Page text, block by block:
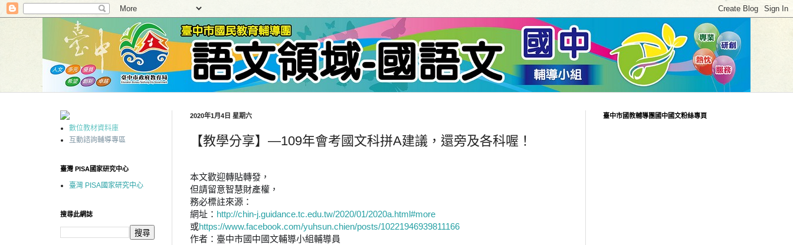
2020年1月4日 星期六
【教學分享】—109年會考國文科拼A建議，還旁及各科喔！
本文歡迎轉貼轉發，
但請留意智慧財產權，
務必標註來源：
網址： http://chin-j.guidance.tc.edu.tw/2020/01/2020a.html#more
或https://www.facebook.com/yuhsun.chien/posts/10221946939811166
作者：臺中市國中國文輔導小組輔導員
數位教材資料庫
互動諮詢輔導專區
臺灣 PISA國家研究中心
臺灣 PISA國家研究中心
搜尋此網誌
臺中市國教輔導團國中國文粉絲專頁